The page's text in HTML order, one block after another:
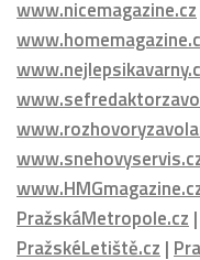
www.nicemagazine.cz
PražskáMetropole.cz|
PražskéLetiště.cz|